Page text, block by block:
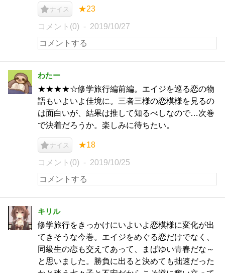
ナイス ★23
コメント(0) 2019/10/27
わたー
★★★★☆修学旅行編前編。エイジを巡る恋の物
語もいよいよ佳境に。三者三様の恋模様を見るの
は面白いが、結果は推して知るべしなので…次巻
で決着だろうか。楽しみに待ちたい。
ナイス ★18
コメント(0) 2019/10/25
キリル
修学旅行をきっかけにいよいよ恋模様に変化が出
てきそうな今巻。エイジをめぐる恋だけでなく、
同級生の恋も交えてあって、まばゆい青春だな～
と思いました。勝負に出ると決めても拙速だった